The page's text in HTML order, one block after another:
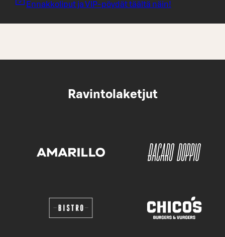
Ennakkoliput ja VIP-pöydät täältä näin!
Ravintolaketjut